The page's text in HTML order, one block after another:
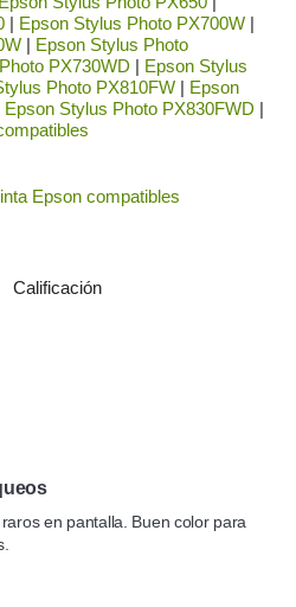
| Epson Stylus Photo PX700W |
| Epson Stylus Photo
PX730WD | Epson Stylus
Photo PX810FW | Epson
Epson Stylus Photo PX830FWD |
Epson compatibles
Calificación
en pantalla. Buen color para